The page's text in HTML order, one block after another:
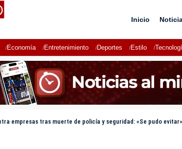
Inicio
Economía Entretenimiento Deportes Estilo
empresas tras muerte de policía y seguridad: «Se pudo evitar»